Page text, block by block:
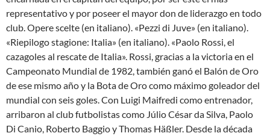
representativo y por poseer el mayor don de liderazgo en todo
club. Opere scelte (en italiano). «Pezzi di Juve» (en italiano).
«Riepilogo stagione: Italia» (en italiano). «Paolo Rossi, el
cazagoles al rescate de Italia». Rossi, gracias a la victoria en el
Campeonato Mundial de 1982, también ganó el Balón de Oro
de ese mismo año y la Bota de Oro como máximo goleador del
mundial con seis goles. Con Luigi Maifredi como entrenador,
arribaron al club futbolistas como Júlio César da Silva, Paolo
Di Canio, Roberto Baggio y Thomas Häßler. Desde la década